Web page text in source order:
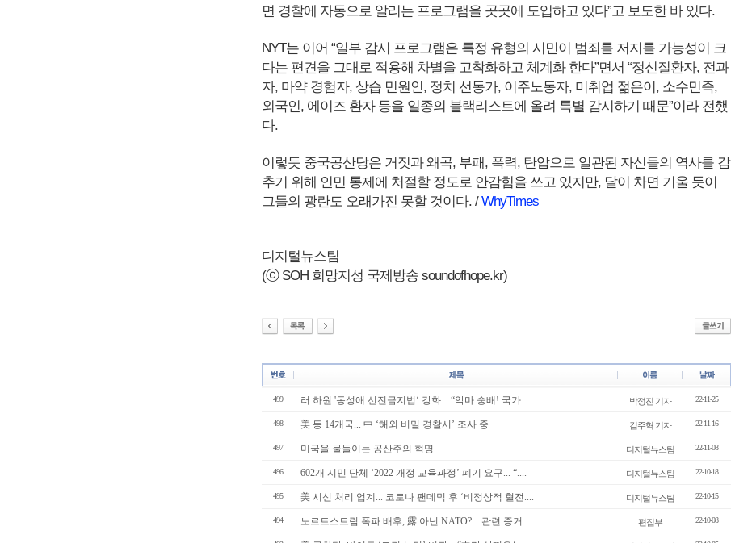
면 경찰에 자동으로 알리는 프로그램을 곳곳에 도입하고 있다”고 보도한 바 있다.
NYT는 이어 “일부 감시 프로그램은 특정 유형의 시민이 범죄를 저지를 가능성이 크
다는 편견을 그대로 적용해 차별을 고착화하고 체계화 한다”면서 “정신질환자, 전과
자, 마약 경험자, 상습 민원인, 정치 선동가, 이주노동자, 미취업 젊은이, 소수민족,
외국인, 에이즈 환자 등을 일종의 블랙리스트에 올려 특별 감시하기 때문”이라 전했
다.
이렇듯 중국공산당은 거짓과 왜곡, 부패, 폭력, 탄압으로 일관된 자신들의 역사를 감
추기 위해 인민 통제에 처절할 정도로 안감힘을 쓰고 있지만, 달이 차면 기울 듯이
그들의 광란도 오래가진 못할 것이다. /WhyTimes
디지털뉴스팀
(ⓒ SOH 희망지성 국제방송 soundofhope.kr)
499 러 하원 '동성애 선전금지법‘ 강화... “악마 숭배! 국가.... 박정진 기자 22-11-25
498 美 등 14개국... 中 ‘해외 비밀 경찰서’ 조사 중 김주혁 기자 22-11-16
497 미국을 물들이는 공산주의 혁명 디지털뉴스팀 22-11-08
496 602개 시민 단체 ‘2022 개정 교육과정’ 폐기 요구... “.... 디지털뉴스팀 22-10-18
495 美 시신 처리 업계... 코로나 팬데믹 후 ‘비정상적 혈전.... 디지털뉴스팀 22-10-15
494 노르트스트림 폭파 배후, 露 아닌 NATO?... 관련 증거 .... 편집부 22-10-08